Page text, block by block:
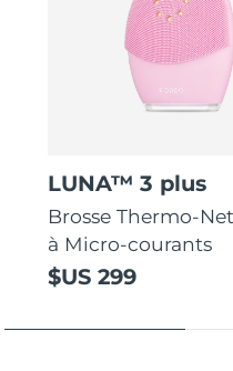
LUNA™ 3 plus
Brosse Thermo-
à Micro-courants
$US 299